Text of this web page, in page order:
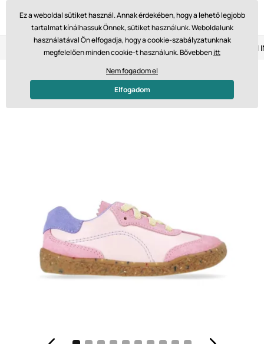
Visszaküldés 14 napon belül Gyors szállítás 61 475 Ft-tól
Ez a weboldal sütiket használ. Annak érdekében, hogy a lehető legjobb
tartalmat kínálhassuk Önnek, sütiket használunk. Weboldalunk
használatával Ön elfogadja, hogy a cookie-szabályzatunknak
megfelelően minden cookie-t használunk. Bővebbenitt
Nem fogadom el
Elfogadom